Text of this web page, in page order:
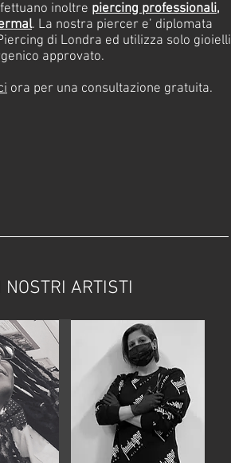
inoltre piercing professionali,
. La nostra piercer e’ diplomata
di Londra ed utilizza solo gioielli
approvato.
ora per una consultazione gratuita.
NOSTRI ARTISTI